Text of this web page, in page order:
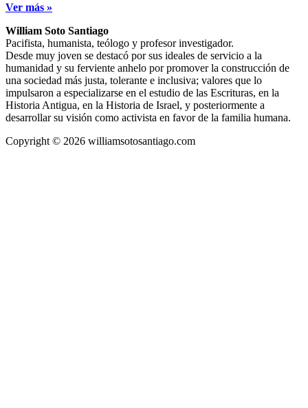
Ver más »
William Soto Santiago
Pacifista, humanista, teólogo y profesor investigador.
Desde muy joven se destacó por sus ideales de servicio a la
humanidad y su ferviente anhelo por promover la construcción de
una sociedad más justa, tolerante e inclusiva; valores que lo
impulsaron a especializarse en el estudio de las Escrituras, en la
Historia Antigua, en la Historia de Israel, y posteriormente a
desarrollar su visión como activista en favor de la familia humana.
Copyright © 2026 williamsotosantiago.com